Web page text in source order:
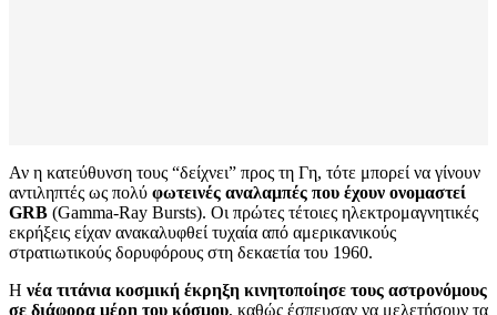
Αν η κατεύθυνση τους “δείχνει” προς τη Γη, τότε μπορεί να γίνουν
αντιληπτές ως πολύ φωτεινές αναλαμπές που έχουν ονομαστεί
GRB (Gamma-Ray Bursts). Οι πρώτες τέτοιες ηλεκτρομαγνητικές
εκρήξεις είχαν ανακαλυφθεί τυχαία από αμερικανικούς
στρατιωτικούς δορυφόρους στη δεκαετία του 1960.
Η νέα τιτάνια κοσμική έκρηξη κινητοποίησε τους αστρονόμους
σε διάφορα μέρη του κόσμου, καθώς έσπευσαν να μελετήσουν τα